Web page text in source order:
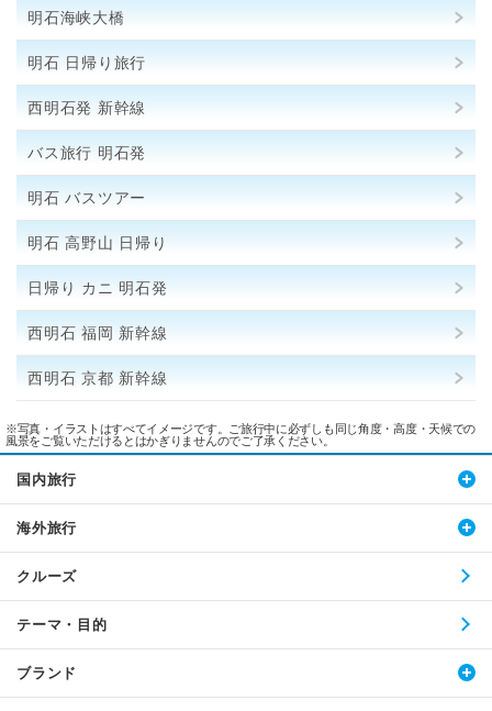
明石海峡大橋
明石 日帰り旅行
西明石発 新幹線
バス旅行 明石発
明石 バスツアー
明石 高野山 日帰り
日帰り カニ 明石発
西明石 福岡 新幹線
西明石 京都 新幹線
※写真・イラストはすべてイメージです。ご旅行中に必ずしも同じ角度・高度・天候での
風景をご覧いただけるとはかぎりませんのでご了承ください。
国内旅行
海外旅行
クルーズ
テーマ・目的
ブランド